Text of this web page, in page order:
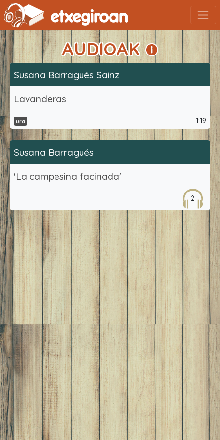
AUDIOAK
Susana Barragués Sainz
Lavanderas
ura 1:19
Susana Barragués
'La campesina facinada'
2